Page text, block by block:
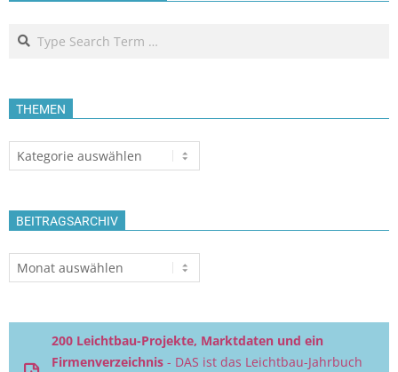
Search
THEMEN
Themen
BEITRAGSARCHIV
Beitragsarchiv
200 Leichtbau-Projekte, Marktdaten und ein
Firmenverzeichnis - DAS ist das Leichtbau-Jahrbuch